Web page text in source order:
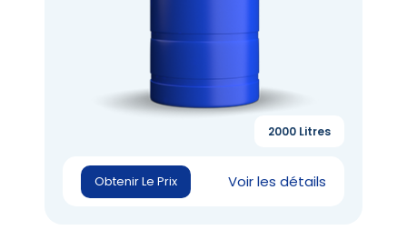
Obtenir Le Prix Voir les détails
2000 Litres